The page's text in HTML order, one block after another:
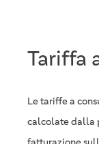
Tariffa
Le tariffe a
calcolate dalla